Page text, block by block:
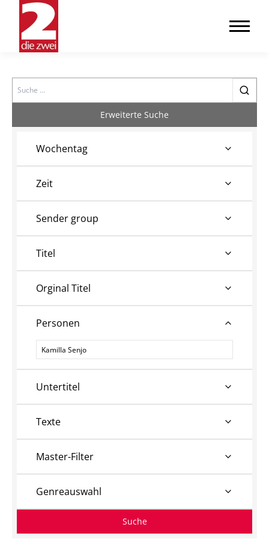
Search
Erweiterte Suche
Wochentag
Zeit
Sender group
Titel
Orginal Titel
Personen
Personen
Untertitel
Texte
Master-Filter
Genreauswahl
Suche